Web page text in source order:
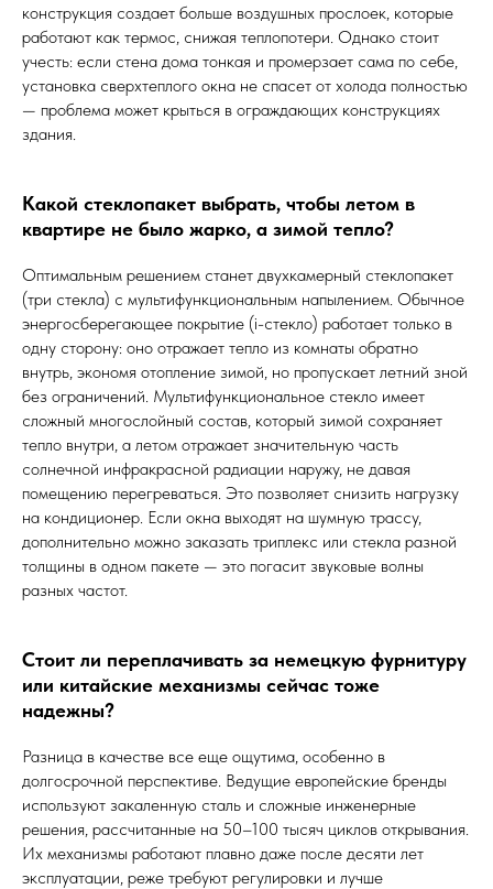
конструкция создает больше воздушных прослоек, которые
работают как термос, снижая теплопотери. Однако стоит
учесть: если стена дома тонкая и промерзает сама по себе,
установка сверхтеплого окна не спасет от холода полностью
— проблема может крыться в ограждающих конструкциях
здания.
Какой стеклопакет выбрать, чтобы летом в
квартире не было жарко, а зимой тепло?
Оптимальным решением станет двухкамерный стеклопакет
(три стекла) с мультифункциональным напылением. Обычное
энергосберегающее покрытие (i-стекло) работает только в
одну сторону: оно отражает тепло из комнаты обратно
внутрь, экономя отопление зимой, но пропускает летний зной
без ограничений. Мультифункциональное стекло имеет
сложный многослойный состав, который зимой сохраняет
тепло внутри, а летом отражает значительную часть
солнечной инфракрасной радиации наружу, не давая
помещению перегреваться. Это позволяет снизить нагрузку
на кондиционер. Если окна выходят на шумную трассу,
дополнительно можно заказать триплекс или стекла разной
толщины в одном пакете — это погасит звуковые волны
разных частот.
Стоит ли переплачивать за немецкую фурнитуру
или китайские механизмы сейчас тоже
надежны?
Разница в качестве все еще ощутима, особенно в
долгосрочной перспективе. Ведущие европейские бренды
используют закаленную сталь и сложные инженерные
решения, рассчитанные на 50–100 тысяч циклов открывания.
Их механизмы работают плавно даже после десяти лет
эксплуатации, реже требуют регулировки и лучше